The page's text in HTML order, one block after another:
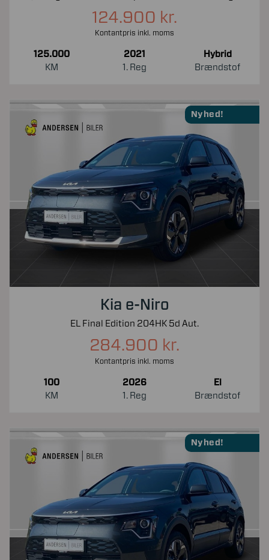
124.900 kr.
Kontantpris inkl. moms
125.000
KM
2021
1. Reg
Hybrid
Brændstof
Nyhed!
Kia e-Niro
EL Final Edition 204HK 5d Aut.
284.900 kr.
Kontantpris inkl. moms
100
KM
2026
1. Reg
El
Brændstof
Nyhed!